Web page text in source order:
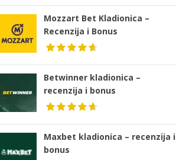
Mozzart Bet Kladionica –
Recenzija i Bonus
Betwinner kladionica –
recenzija i bonus
Maxbet kladionica – recenzija i
bonus